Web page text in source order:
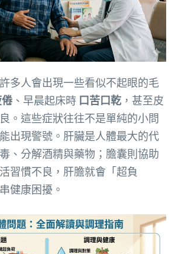
多人會出現一些看似不起眼的毛
、早晨起床時 口苦口乾 ，甚至皮
。這些症狀往往不是單純的小問
出現警號。肝臟是人體最大的代
、分解酒精與藥物；膽囊則協助
習慣不良，肝膽就會「超負
健康困擾。